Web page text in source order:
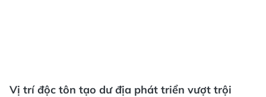
Vị trí độc tôn tạo dư địa phát triển vượt trội